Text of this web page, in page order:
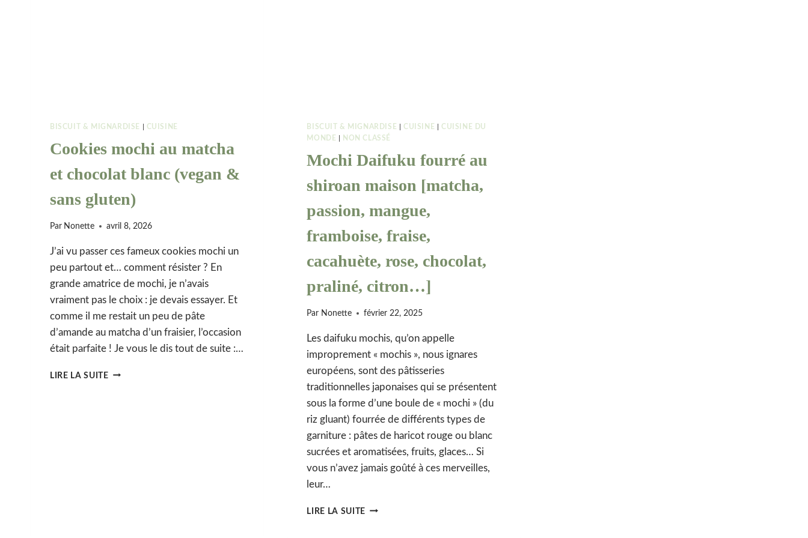
BISCUIT & MIGNARDISE CUISINE
Cookies mochi au matcha
et chocolat blanc (vegan &
sans gluten)
Par Nonette avril 8, 2026
J’ai vu passer ces fameux cookies mochi un
peu partout et… comment résister ? En
grande amatrice de mochi, je n’avais
vraiment pas le choix : je devais essayer. Et
comme il me restait un peu de pâte
d’amande au matcha d’un fraisier, l’occasion
était parfaite ! Je vous le dis tout de suite :…
LIRE LA SUITECOOKIES
BISCUIT & MIGNARDISE CUISINE
CUISINE DU
MONDE
NON CLASSÉ
Mochi Daifuku fourré au
shiroan maison [matcha,
passion, mangue,
framboise, fraise,
cacahuète, rose, chocolat,
praliné, citron…]
Par Nonette février 22, 2025
Les daifuku mochis, qu’on appelle
improprement « mochis », nous ignares
européens, sont des pâtisseries
traditionnelles japonaises qui se présentent
sous la forme d’une boule de « mochi » (du
riz gluant) fourrée de différents types de
garniture : pâtes de haricot rouge ou blanc
sucrées et aromatisées, fruits, glaces… Si
vous n’avez jamais goûté à ces merveilles,
leur…
LIRE LA SUITE MOCHI